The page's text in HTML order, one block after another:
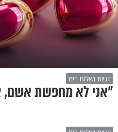
זוגיות ושלום בית
"אני לא מחפשת אשם,